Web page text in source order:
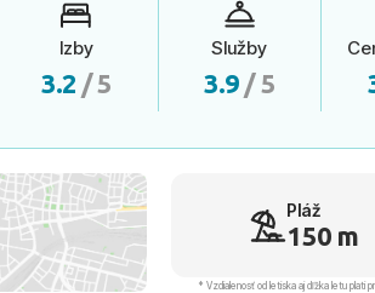
Izby
3.2 / 5
Služby
3.9 / 5
Pláž
150 m
* Vzdialenosť od letiska aj dľžka letu platí